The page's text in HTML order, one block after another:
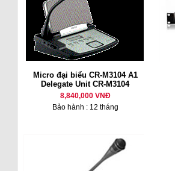
Micro đại biểu CR-M3104 A1
Delegate Unit CR-M3104
8,840,000 VNĐ
Bảo hành : 12 tháng